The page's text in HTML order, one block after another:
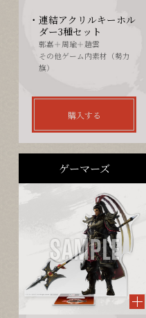
連結アクリルキーホル
ダー3種セット
郭嘉＋周瑜＋趙雲
その他ゲーム内素材（勢力
旗）
購入する
ゲーマーズ